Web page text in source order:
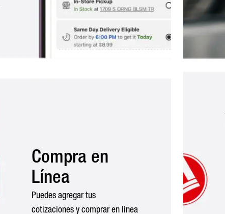
Compra en
Línea
Puedes agregar tus
cotizaciones y comprar en linea